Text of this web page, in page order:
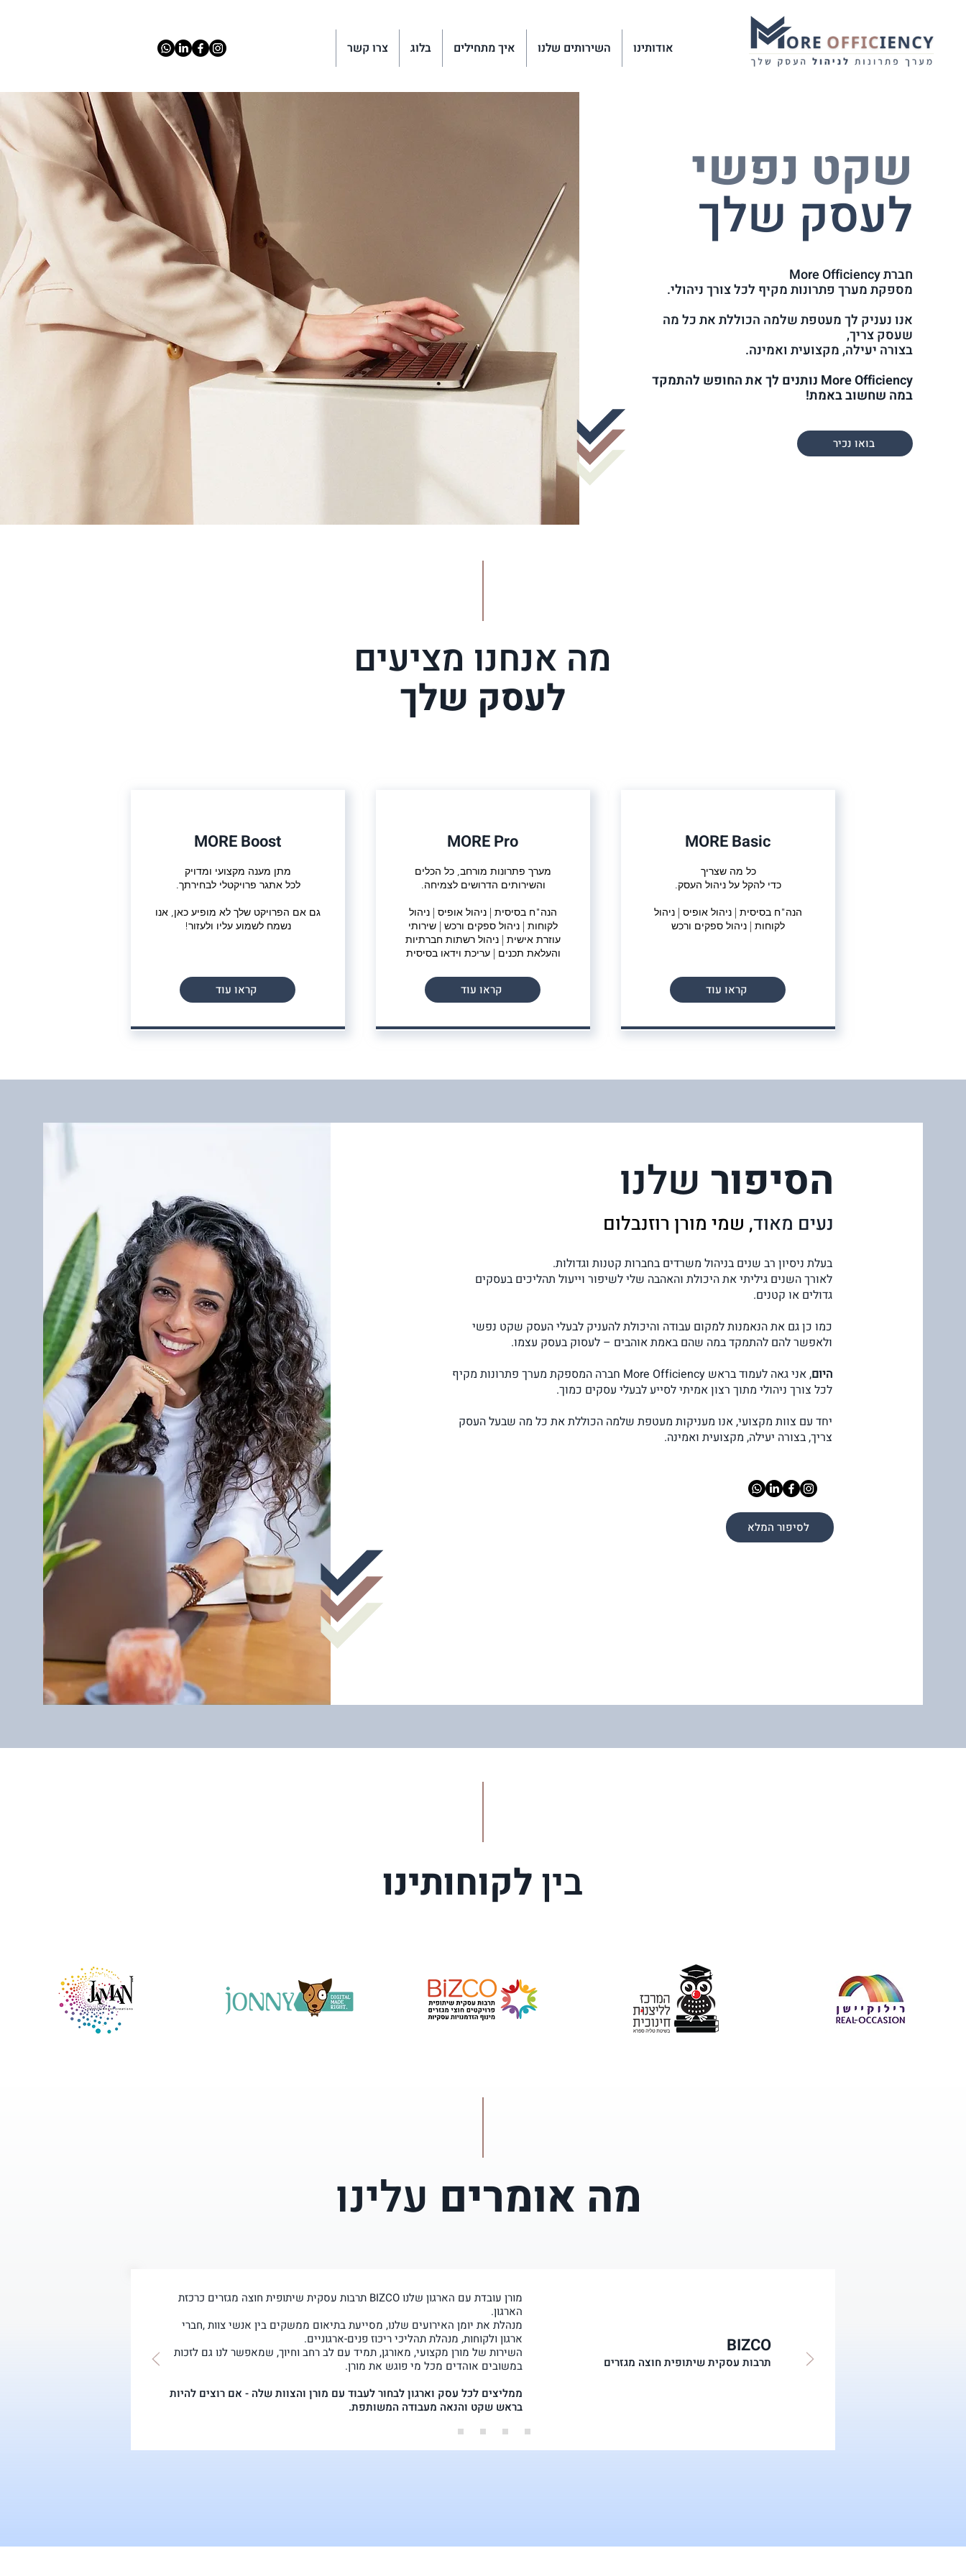
אודותינו השירותים שלנו איך מתחילים בלוג צרו קשר
שקט נפשי
לעסק שלך
חברת More Officiency
מספקת מערך פתרונות מקיף לכל צורך ניהולי.
אנו נעניק לך מעטפת שלמה הכוללת את כל מה
שעסק צריך,
בצורה יעילה, מקצועית ואמינה.
More Officiency נותנים לך את החופש להתמקד
במה שחשוב באמת!
בואו נכיר
מה אנחנו מציעים
לעסק שלך
MORE Boost
מתן מענה מקצועי ומדויק
לכל אתגר פרויקטלי לבחירתך.
גם אם הפרויקט שלך לא מופיע כאן, אנו
נשמח לשמוע עליו ולעזור!
קראו עוד
MORE Pro
מערך פתרונות מורחב, כל הכלים
והשירותים הדרושים לצמיחה.
הנה"ח בסיסית | ניהול אופיס | ניהול
לקוחות | ניהול ספקים ורכש | שירותי
עוזרת אישית | ניהול רשתות חברתיות
והעלאת תכנים | עריכת וידאו בסיסית
קראו עוד
MORE Basic
כל מה שצריך
כדי להקל על ניהול העסק.
הנה"ח בסיסית | ניהול אופיס | ניהול
לקוחות | ניהול ספקים ורכש
קראו עוד
הסיפור שלנו
נעים מאוד, שמי מורן רוזנבלום
בעלת ניסיון רב שנים בניהול משרדים בחברות קטנות וגדולות.
לאורך השנים גיליתי את היכולת והאהבה שלי לשיפור וייעול תהליכים בעסקים
גדולים או קטנים.
כמו כן גם את הנאמנות למקום עבודה והיכולת להעניק לבעלי העסק שקט נפשי
ולאפשר להם להתמקד במה שהם באמת אוהבים – לעסוק בעסק עצמו.
היום
, אני גאה לעמוד בראש More Officiency חברה המספקת מערך פתרונות מקיף
לכל צורך ניהולי מתוך רצון אמיתי לסייע לבעלי עסקים כמוך.
יחד עם צוות מקצועי, אנו מעניקות מעטפת שלמה הכוללת את כל מה שבעל העסק
צריך, בצורה יעילה, מקצועית ואמינה.
לסיפור המלא
בין לקוחותינו
מה אומרים עלינו
מורן עובדת עם הארגון שלנו BIZCO תרבות עסקית שיתופית חוצה מגזרים כרכזת
הארגון.
מנהלת את יומן האירועים שלנו, מסייעת בתיאום ממשקים בין אנשי צוות ,חברי
ארגון ולקוחות, מנהלת תהליכי ריכוז פנים-ארגוניים.
השירות של מורן מקצועי, מאורגן, תמיד עם לב רחב וחיוך, שמאפשר לנו גם לזכות
במשובים אוהדים מכל מי פוגש את מורן.
ממליצים לכל עסק וארגון לבחור לעבוד עם מורן והצוות שלה - אם רוצים להיות
בראש שקט והנאה מעבודה המשותפת.
BIZCO
תרבות עסקית שיתופית חוצה מגזרים